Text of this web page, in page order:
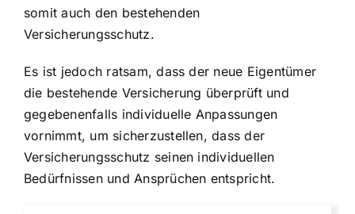
somit auch den bestehenden
Versicherungsschutz.
Es ist jedoch ratsam, dass der neue Eigentümer
die bestehende Versicherung überprüft und
gegebenenfalls individuelle Anpassungen
vornimmt, um sicherzustellen, dass der
Versicherungsschutz seinen individuellen
Bedürfnissen und Ansprüchen entspricht.